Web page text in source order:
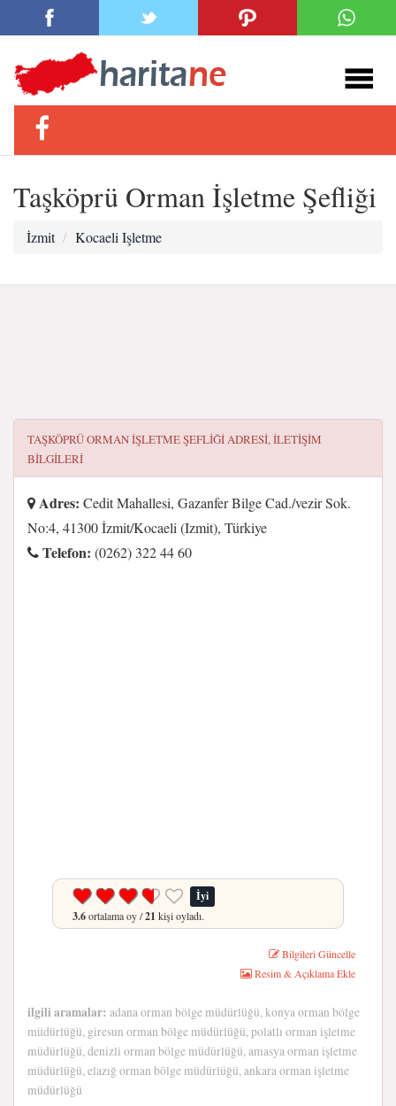
Taşköprü Orman İşletme Şefliği
İzmit Kocaeli Işletme
TAŞKÖPRÜ ORMAN İŞLETME ŞEFLIĞIADRESI, ILETIŞIM
BILGILERI
Adres: Cedit Mahallesi, Gazanfer Bilge Cad./vezir Sok.
No:4, 41300 İzmit/Kocaeli (Izmit), Türkiye
Telefon: (0262) 322 44 60
İyi
3.6ortalama oy /21 kişi oyladı.
Bilgileri Güncelle
Resim & Açıklama Ekle
ilgili aramalar: adana orman bölge müdürlüğü, konya orman bölge
müdürlüğü, giresun orman bölge müdürlüğü, polatlı orman işletme
müdürlüğü, denizli orman bölge müdürlüğü, amasya orman işletme
müdürlüğü, elazığ orman bölge müdürlüğü, ankara orman işletme
müdürlüğü